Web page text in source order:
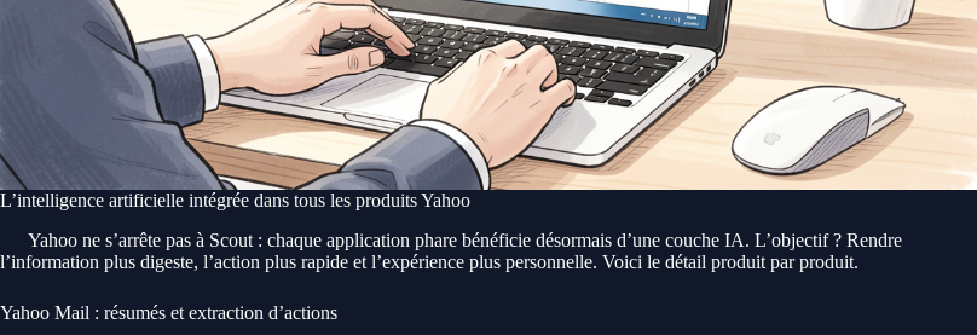
L’intelligence artificielle intégrée dans tous les produits Yahoo
Yahoo ne s’arrête pas à Scout : chaque application phare bénéficie désormais d’une couche IA. L’objectif ? Rendre
l’information plus digeste, l’action plus rapide et l’expérience plus personnelle. Voici le détail produit par produit.
Yahoo Mail : résumés et extraction d’actions